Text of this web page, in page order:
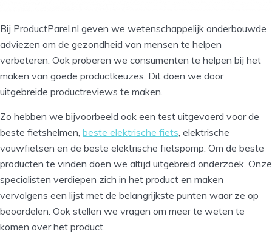
Bij ProductParel.nl geven we wetenschappelijk onderbouwde
adviezen om de gezondheid van mensen te helpen
verbeteren. Ook proberen we consumenten te helpen bij het
maken van goede productkeuzes. Dit doen we door
uitgebreide productreviews te maken.
Zo hebben we bijvoorbeeld ook een test uitgevoerd voor de
beste fietshelmen, beste elektrische fiets, elektrische
vouwfietsen en de beste elektrische fietspomp. Om de beste
producten te vinden doen we altijd uitgebreid onderzoek. Onze
specialisten verdiepen zich in het product en maken
vervolgens een lijst met de belangrijkste punten waar ze op
beoordelen. Ook stellen we vragen om meer te weten te
komen over het product.